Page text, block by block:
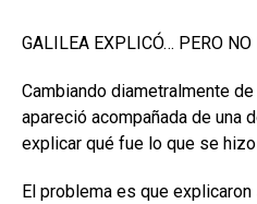
GALILEA EXPLICÓ… PERO NO
Cambiando diametralmente
apareció acompañada de una
explicar qué fue lo que se hizo
El problema es que